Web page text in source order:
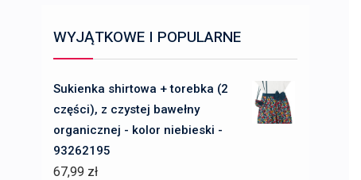
WYJĄTKOWE I POPULARNE
Sukienka shirtowa + torebka (2
części), z czystej bawełny
organicznej - kolor niebieski -
93262195
67,99 zł